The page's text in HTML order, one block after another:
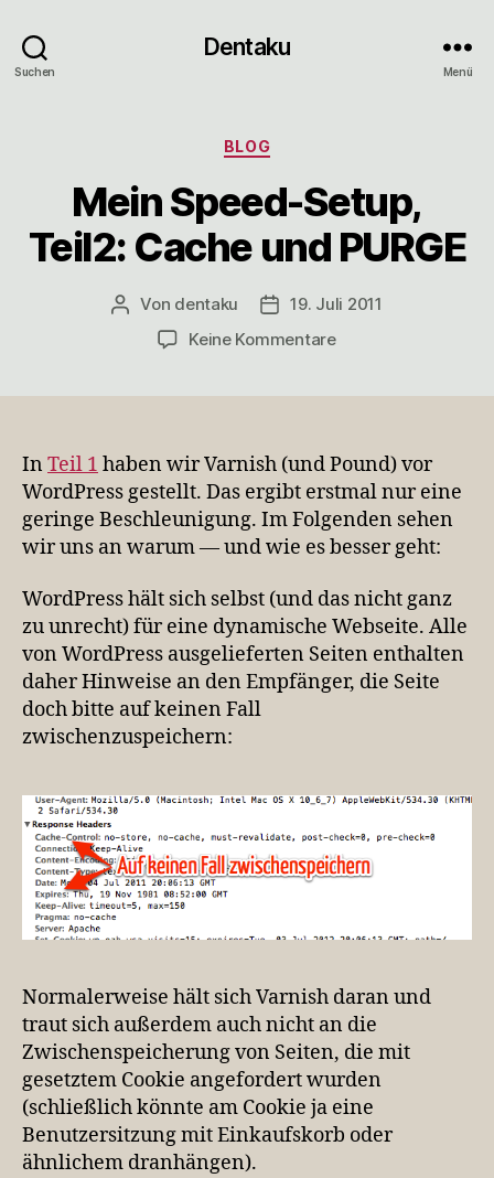
Suchen
Dentaku
Menü
Kategorien
BLOG
Mein Speed-Setup,
Teil2: Cache und PURGE
Beitragsautor
Von dentaku Veröffentlichungsdatum
19. Juli 2011
Keine Kommentarezu
Cache
und
PURGE
In Teil 1 haben wir Varnish (und Pound) vor
WordPress gestellt. Das ergibt erstmal nur eine
geringe Beschleunigung. Im Folgenden sehen
wir uns an warum — und wie es besser geht:
WordPress hält sich selbst (und das nicht ganz
zu unrecht) für eine dynamische Webseite. Alle
von WordPress ausgelieferten Seiten enthalten
daher Hinweise an den Empfänger, die Seite
doch bitte auf keinen Fall
zwischenzuspeichern:
Normalerweise hält sich Varnish daran und
traut sich außerdem auch nicht an die
Zwischenspeicherung von Seiten, die mit
gesetztem Cookie angefordert wurden
(schließlich könnte am Cookie ja eine
Benutzersitzung mit Einkaufskorb oder
ähnlichem dranhängen).